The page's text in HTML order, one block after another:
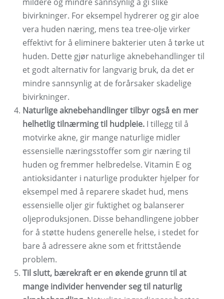
bivirkninger. For eksempel hydrerer og gir aloe
vera huden næring, mens tea tree-olje virker
effektivt for å eliminere bakterier uten å tørke ut
huden. Dette gjør naturlige aknebehandlinger til
et godt alternativ for langvarig bruk, da det er
mindre sannsynlig at de forårsaker skadelige
bivirkninger.
Naturlige aknebehandlinger tilbyr også en mer
helhetlig tilnærming til hudpleie. I tillegg til å
motvirke akne, gir mange naturlige midler
essensielle næringsstoffer som gir næring til
huden og fremmer helbredelse. Vitamin E og
antioksidanter i naturlige produkter hjelper for
eksempel med å reparere skadet hud, mens
essensielle oljer gir fuktighet og balanserer
oljeproduksjonen. Disse behandlingene jobber
for å støtte hudens generelle helse, i stedet for
bare å adressere akne som et frittstående
problem.
Til slutt, bærekraft er en økende grunn til at
mange individer henvender seg til naturlig